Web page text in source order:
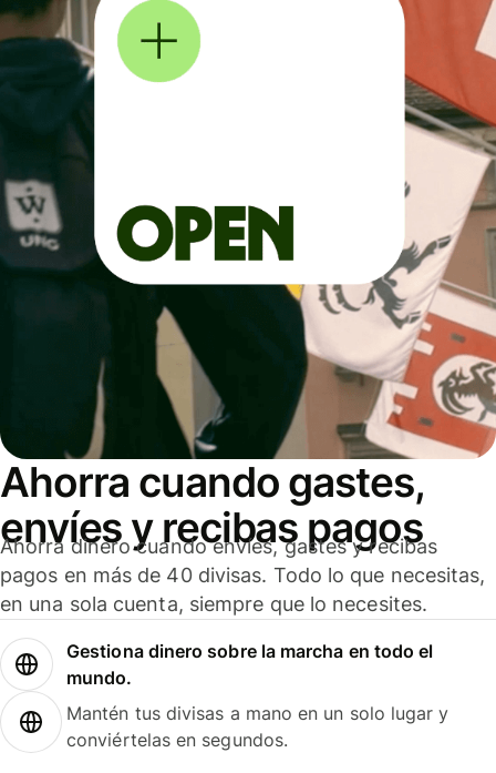
Ahorra cuando gastes,
envíes y recibas pagos
Ahorra dinero cuando envíes, gastes y recibas
pagos en más de 40 divisas. Todo lo que necesitas,
en una sola cuenta, siempre que lo necesites.
Gestiona dinero sobre la marcha en todo el
mundo.
Mantén tus divisas a mano en un solo lugar y
conviértelas en segundos.